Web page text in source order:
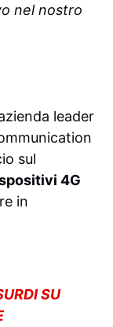
nel nostro
leader
sul
4G
in
SU